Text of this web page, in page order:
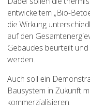
entwickeltem „Bio-
die Wirkung
auf den
Gebäudes beurteilt
werden.
Auch soll ein
Bausystem in Zukunft
kommerzialisieren.